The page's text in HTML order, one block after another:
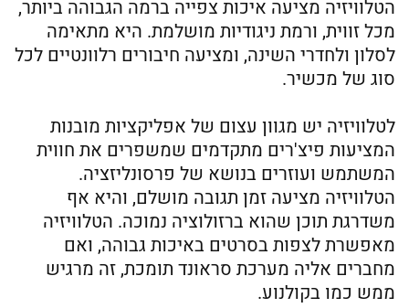
הטלוויזיה מציעה איכות צפייה ברמה הגבוהה ביותר,
מכל זווית, ורמת ניגודיות מושלמת. היא מתאימה
לסלון ולחדרי השינה, ומציעה חיבורים רלוונטיים לכל
סוג של מכשיר.
לטלוויזיה יש מגוון עצום של אפליקציות מובנות
המציעות פיצ'רים מתקדמים שמשפרים את חווית
המשתמש ועוזרים בנושא של פרסונליזציה.
הטלוויזיה מציעה זמן תגובה מושלם, והיא אף
משדרגת תוכן שהוא ברזולוציה נמוכה. הטלוויזיה
מאפשרת לצפות בסרטים באיכות גבוהה, ואם
מחברים אליה מערכת סראונד תומכת, זה מרגיש
ממש כמו בקולנוע.